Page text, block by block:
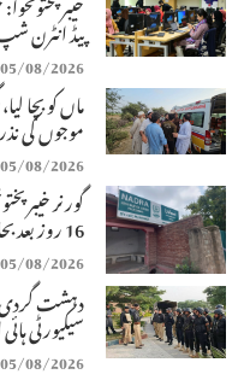
پیڈ انٹرن
05/08/2026
ماں کو بچا
موجوں کی
05/08/2026
گورنر
16 روز بعد بحال
05/08/2026
دہشت گردی
سیکیورٹی
05/08/2026